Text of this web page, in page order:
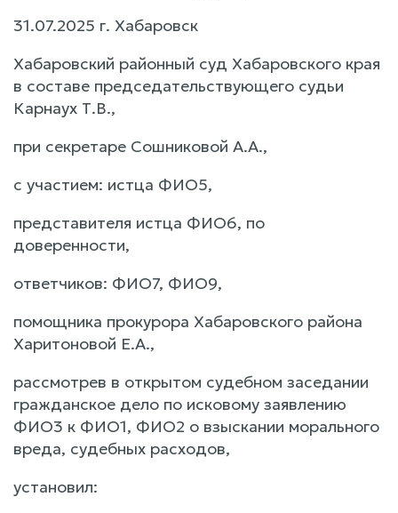
31.07.2025 г. Хабаровск
Хабаровский районный суд Хабаровского края
в составе председательствующего судьи
Карнаух Т.В.,
при секретаре Сошниковой А.А.,
с участием: истца ФИО5,
представителя истца ФИО6, по
доверенности,
ответчиков: ФИО7, ФИО9,
помощника прокурора Хабаровского района
Харитоновой Е.А.,
рассмотрев в открытом судебном заседании
гражданское дело по исковому заявлению
ФИО3 к ФИО1, ФИО2 о взыскании морального
вреда, судебных расходов,
установил: